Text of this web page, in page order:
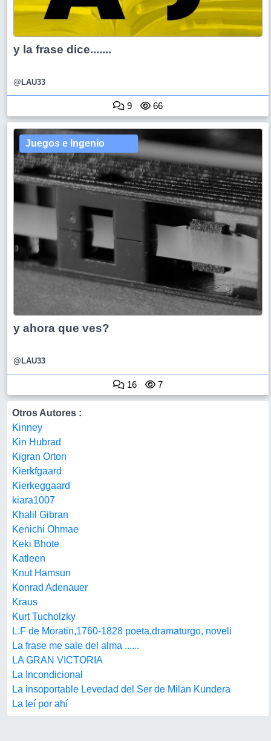
y la frase dice.......
@LAU33
9 66
Juegos e Ingenio
y ahora que ves?
@LAU33
16 7
Otros Autores :
Kinney
Kin Hubrad
Kigran Orton
Kierkfgaard
Kierkeggaard
kiara1007
Khalil Gibran
Kenichi Ohmae
Keki Bhote
Katleen
Knut Hamsun
Konrad Adenauer
Kraus
Kurt Tucholzky
L.F de Moratin,1760-1828 poeta,dramaturgo, noveli
La frase me sale del alma ......
LA GRAN VICTORIA
La Incondicional
La insoportable Levedad del Ser de Milan Kundera
La leí por ahí